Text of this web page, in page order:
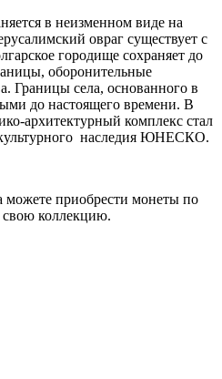
в неизменном виде на
овраг существует с
городище сохраняет до
оборонительные
Границы села, основанного в
до настоящего времени. В
архитектурный комплекс стал
наследия ЮНЕСКО.
приобрести монеты по
коллекцию.